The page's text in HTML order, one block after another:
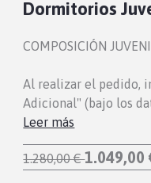
Dormitorios
COMPOSICIÓN
Al realizar el pedido,
Adicional" (bajo los
Leer más
1.280,00 €1.049,00